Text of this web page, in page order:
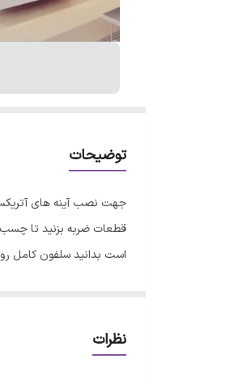
توضیحات
جهت نصب آینه های
قطعات ضربه بزنید تا
است بدانید سلفون کامل
نظرات